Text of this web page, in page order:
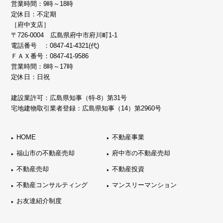
営業時間：9時～18時
定休日：不定期
［府中支店］
〒726-0004 広島県府中市府川町1-1
電話番号 ：0847-41-4321(代)
ＦＡＸ番号：0847-41-9586
営業時間：8時～17時
定休日：日祝
建設業許可：広島県知事（特-8）第31号
宅地建物取引業者登録：広島県知事（14）第2960号
HOME 不動産事業
福山市の不動産売却 府中市の不動産売却
不動産売却 不動産投資
不動産コンサルティング マンスリーマンション
お友達紹介制度